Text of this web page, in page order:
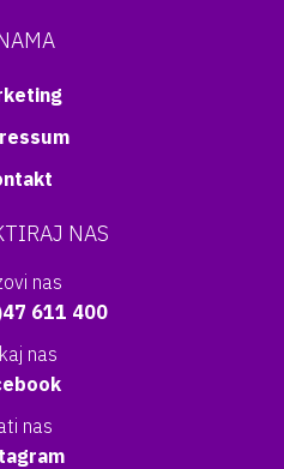
NAS
nas
611 400
nas
nas